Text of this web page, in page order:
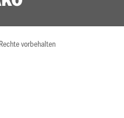
vorbehalten